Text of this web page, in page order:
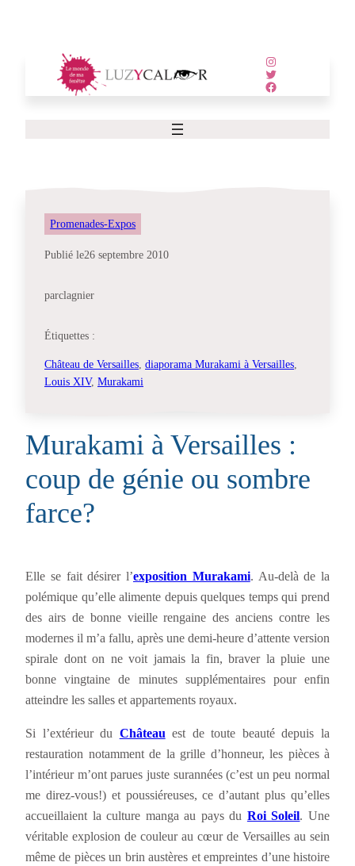
Instagram
Twitter
Facebook
Promenades-Expos
Publié le26 septembre 2010
parclagnier
Étiquettes :
Château de Versailles diaporama Murakami à Versailles
Louis XIV, Murakami
Murakami à Versailles :
coup de génie ou sombre
farce?
Elle se fait désirer l’exposition Murakami. Au-delà de la
polémique qu’elle alimente depuis quelques temps qui prend
des airs de bonne vieille rengaine des anciens contre les
modernes il m’a fallu, après une demi-heure d’attente version
spirale dont on ne voit jamais la fin, braver la pluie une
bonne vingtaine de minutes supplémentaires pour enfin
atteindre les salles et appartements royaux.
Si l’extérieur du Châteauest de toute beauté depuis la
restauration notamment de la grille d’honneur, les pièces à
l’intérieur m’ont parues juste surannées (c’est un peu normal
me direz-vous!) et poussiéreuses, ce d’autant plus qu’elles
accueillaient la culture manga au pays du Roi Soleil. Une
véritable explosion de couleur au cœur de Versailles au sein
même de pièces un brin austères et empreintes d’une histoire